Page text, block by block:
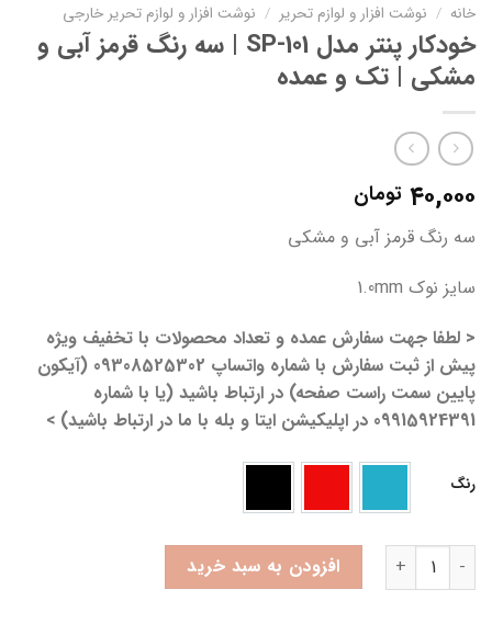
خانه / نوشت افزار و لوازم تحریر / نوشت افزار و لوازم تحریر خارجی
خودکار پنتر مدل SP-101 | سه رنگ قرمز آبی و
مشکی | تک و عمده
۴۰,۰۰۰ تومان
سه رنگ قرمز آبی و مشکی
سایز نوک 1.0mm
< لطفا جهت سفارش عمده و تعداد محصولات با تخفیف ویژه
پیش از ثبت سفارش با شماره واتساپ 09308525302 (آیکون
پایین سمت راست صفحه) در ارتباط باشید (یا با شماره
09915924391 در اپلیکیشن ایتا و بله با ما در ارتباط باشید) >
رنگ
خودکار پنتر مدل SP-101 | سه رنگ قرمز آبی و مشکی | تک و عمده عدد افزودن به سبد خرید